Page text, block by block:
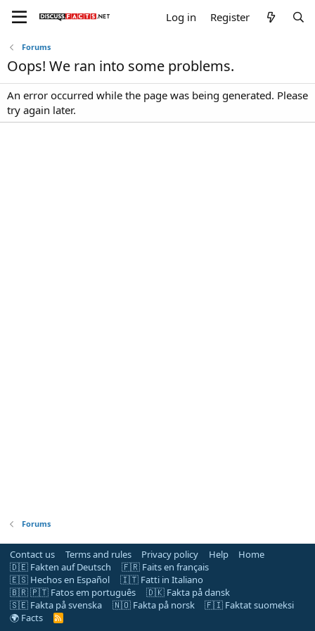
Log in Register
Forums
Oops! We ran into some problems.
An error occurred while the page was being generated. Please
try again later.
Forums
Contact us Terms and rules Privacy policy Help
Home
🇩🇪 Fakten auf Deutsch
🇫🇷 Faits en français
🇪🇸 Hechos en Español
🇮🇹 Fatti in Italiano
🇧🇷 🇵🇹 Fatos em português
🇩🇰 Fakta på dansk
🇸🇪 Fakta på svenska
🇳🇴 Fakta på norsk
🇫🇮 Faktat suomeksi
🌍 Facts
R